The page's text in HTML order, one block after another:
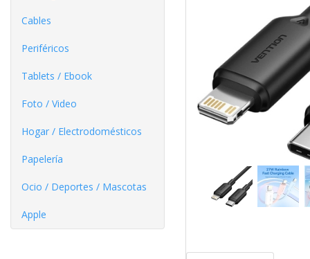
Cables
Periféricos
Tablets / Ebook
Foto / Video
Hogar / Electrodomésticos
Papelería
Ocio / Deportes / Mascotas
Apple